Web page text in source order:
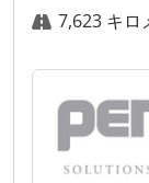
7,623 キロ